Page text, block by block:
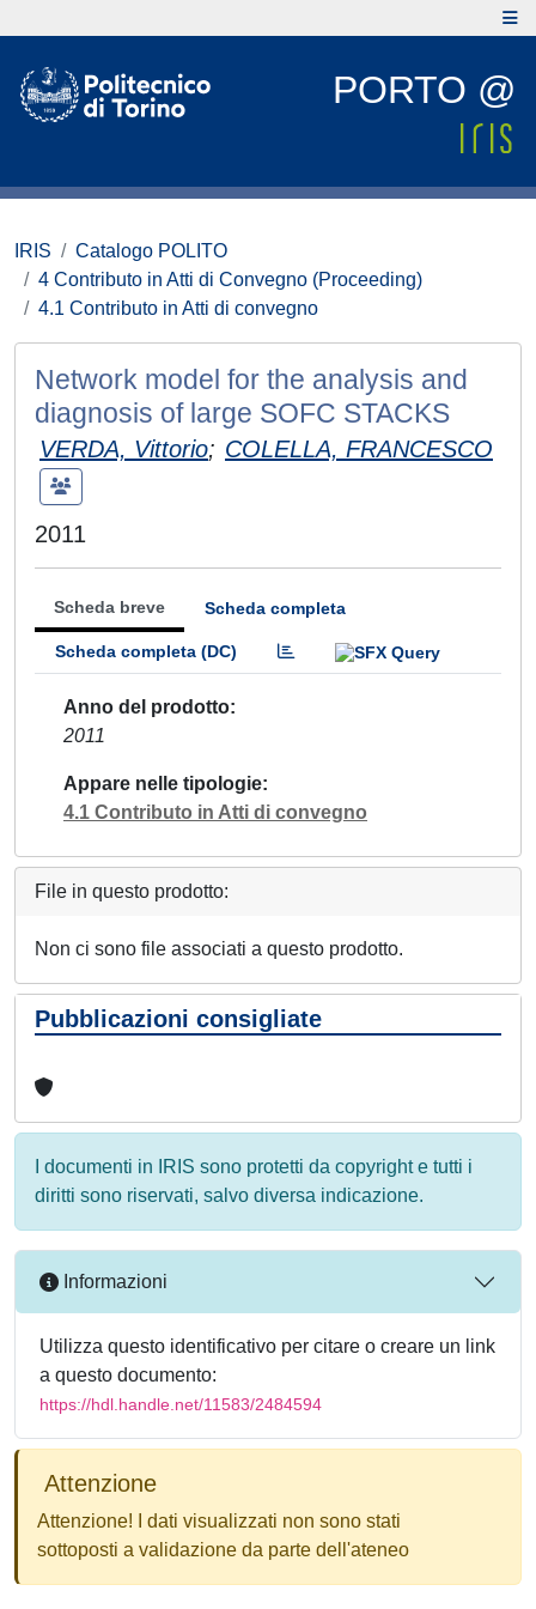
PORTO @
IRIS
Catalogo POLITO
4 Contributo in Atti di Convegno (Proceeding)
4.1 Contributo in Atti di convegno
Network model for the analysis and
diagnosis of large SOFC STACKS
VERDA, Vittorio; COLELLA, FRANCESCO
2011
Scheda breve Scheda completa
Scheda completa (DC)
Anno del prodotto
2011
Appare nelle tipologie
4.1 Contributo in Atti di convegno
File in questo prodotto:
Non ci sono file associati a questo prodotto.
Pubblicazioni consigliate
I documenti in IRIS sono protetti da copyright e tutti i
diritti sono riservati, salvo diversa indicazione.
Informazioni
Utilizza questo identificativo per citare o creare un link
a questo documento:
https://hdl.handle.net/11583/2484594
Attenzione
Attenzione! I dati visualizzati non sono stati
sottoposti a validazione da parte dell'ateneo